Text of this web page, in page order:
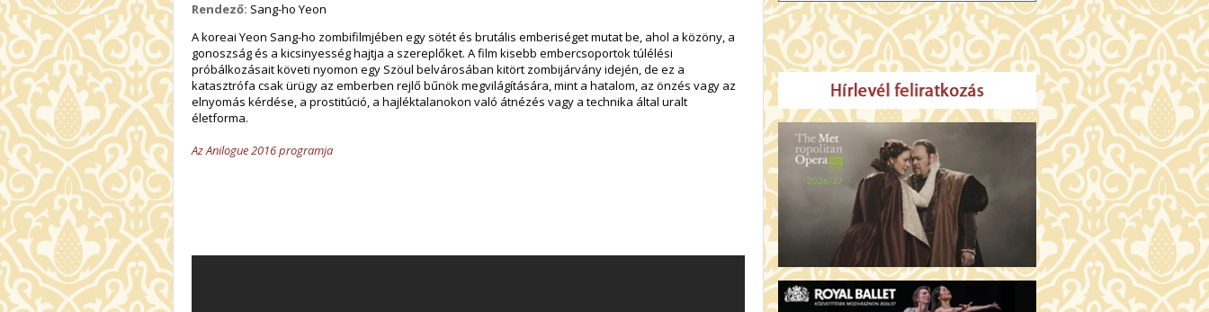
Rendező: Sang-ho Yeon
A koreai Yeon Sang-ho zombifilmjében egy sötét és brutális emberiséget mutat be, ahol a közöny, a
gonoszság és a kicsinyesség hajtja a szereplőket. A film kisebb embercsoportok túlélési
próbálkozásait követi nyomon egy Szöul belvárosában kitört zombijárvány idején, de ez a
katasztrófa csak ürügy az emberben rejlő bűnök megvilágítására, mint a hatalom, az önzés vagy az
elnyomás kérdése, a prostitúció, a hajléktalanokon való átnézés vagy a technika által uralt
életforma.
Az Anilogue 2016 programja
JEGYVÁSÁRLÁS
19:00 Csortos terem
ÁDÁM ALMÁI (16)
JEGYVÁSÁRLÁS
19:00 Törőcsik Mari terem
HOGYAN TUDNÉK ÉLNI
NÉLKÜLED? (12)
JEGYVÁSÁRLÁS
19:00 Díszterem
ODÜSSZEIA (16)